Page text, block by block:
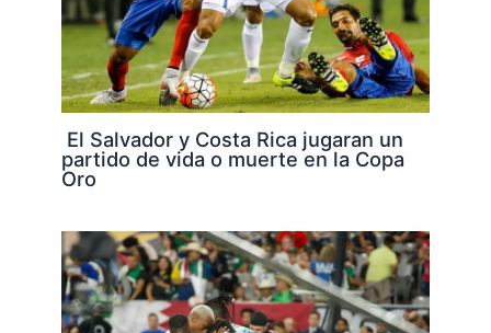
El Salvador y Costa Rica jugaran un
partido de vida o muerte en la Copa
Oro